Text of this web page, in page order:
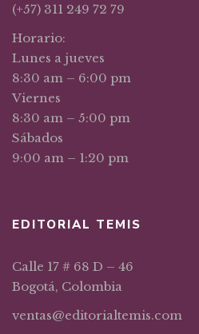
(+57) 311 249 72 79
Horario:
Lunes a jueves
8:30 am – 6:00 pm
Viernes
8:30 am – 5:00 pm
Sábados
9:00 am – 1:20 pm
EDITORIAL TEMIS
Calle 17 # 68 D – 46
Bogotá, Colombia
ventas@editorialtemis.com